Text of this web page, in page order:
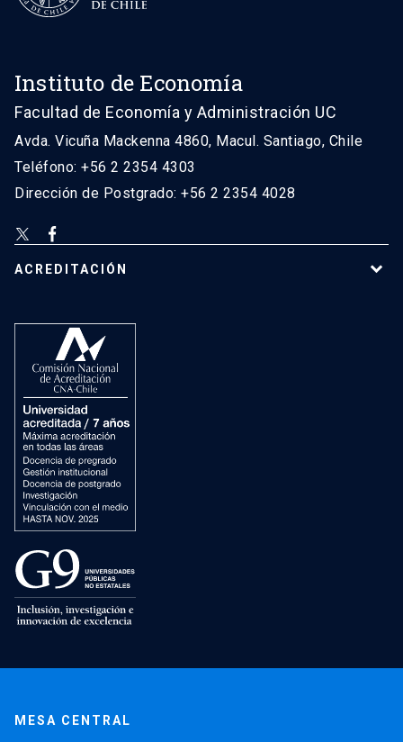
Instituto de Economía
Facultad de Economía y Administración UC
Avda. Vicuña Mackenna 4860, Macul. Santiago, Chile
Teléfono: +56 2 2354 4303
Dirección de Postgrado: +56 2 2354 4028
ACREDITACIÓN
MESA CENTRAL